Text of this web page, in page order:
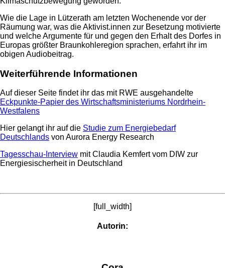
Wie die Lage in Lützerath am letzten Wochenende vor der
Räumung war, was die Aktivist.innen zur Besetzung motivierte
und welche Argumente für und gegen den Erhalt des Dorfes in
Europas größter Braunkohleregion sprachen, erfahrt ihr im
obigen Audiobeitrag.
Weiterführende Informationen
Auf dieser Seite findet ihr das mit RWE ausgehandelte
Eckpunkte-Papier des Wirtschaftsministeriums Nordrhein-
Westfalens
Hier gelangt ihr auf die Studie zum Energiebedarf
Deutschlands von Aurora Energy Research
Tagesschau-Interview mit Claudia Kemfert vom DIW zur
Energiesischerheit in Deutschland
[full_width]
Autorin: